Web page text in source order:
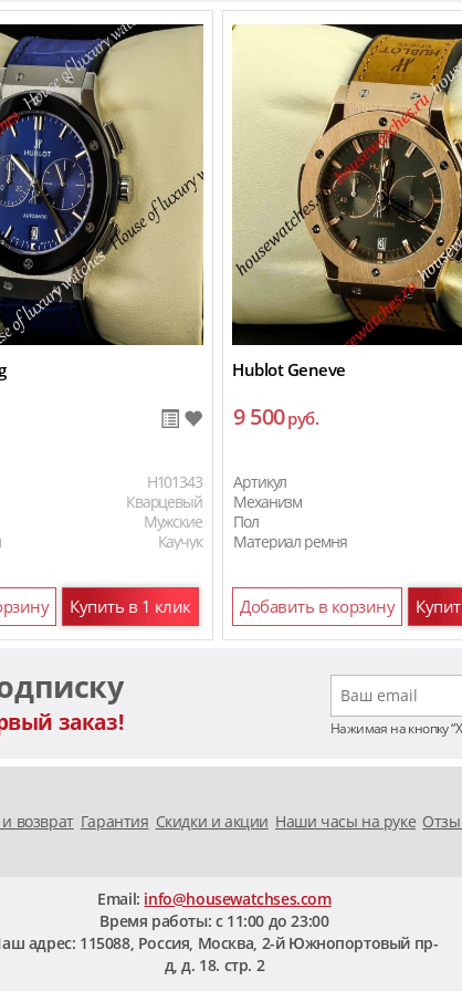
H101343
Кварцевый
Мужские
Каучук
Купить в 1 клик
Hublot Geneve
9 500руб.
Артикул
Механизм
Пол
Материал ремня
Добавить в корзину
заказ! Нажимая на кнопку
возврат Гарантия Скидки и акции Наши часы на руке
Email: info@housewatchses.com
Время работы: c 11:00 до 23:00
адрес: 115088, Россия, Москва 2-й Южнопортовый пр-
д, д. 18. стр. 2